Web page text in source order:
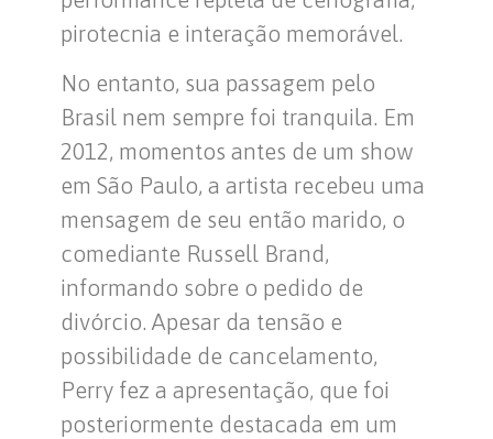
pirotecnia e interação memorável.
No entanto, sua passagem pelo
Brasil nem sempre foi tranquila. Em
2012, momentos antes de um show
em São Paulo, a artista recebeu uma
mensagem de seu então marido, o
comediante Russell Brand,
informando sobre o pedido de
divórcio. Apesar da tensão e
possibilidade de cancelamento,
Perry fez a apresentação, que foi
posteriormente destacada em um